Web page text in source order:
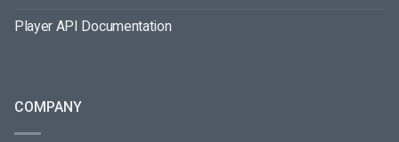
Player API Documentation
COMPANY